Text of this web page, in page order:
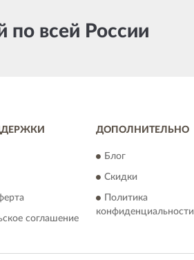
всей России
соглашение
ДОПОЛНИТЕЛЬНО
Блог
Скидки
Политика
конфиденциальности